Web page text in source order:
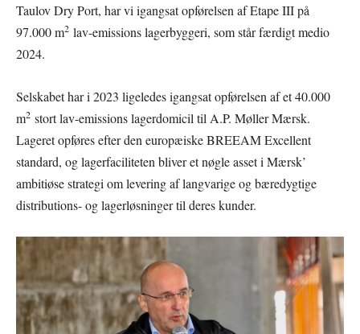
Taulov Dry Port, har vi igangsat opførelsen af Etape III på
97.000 m2 lav-emissions lagerbyggeri, som står færdigt medio
2024.
Selskabet har i 2023 ligeledes igangsat opførelsen af et 40.000
m2 stort lav-emissions lagerdomicil til A.P. Møller Mærsk.
Lageret opføres efter den europæiske BREEAM Excellent
standard, og lagerfaciliteten bliver et nøgle asset i Mærsk’
ambitiøse strategi om levering af langvarige og bæredygtige
distributions- og lagerløsninger til deres kunder.